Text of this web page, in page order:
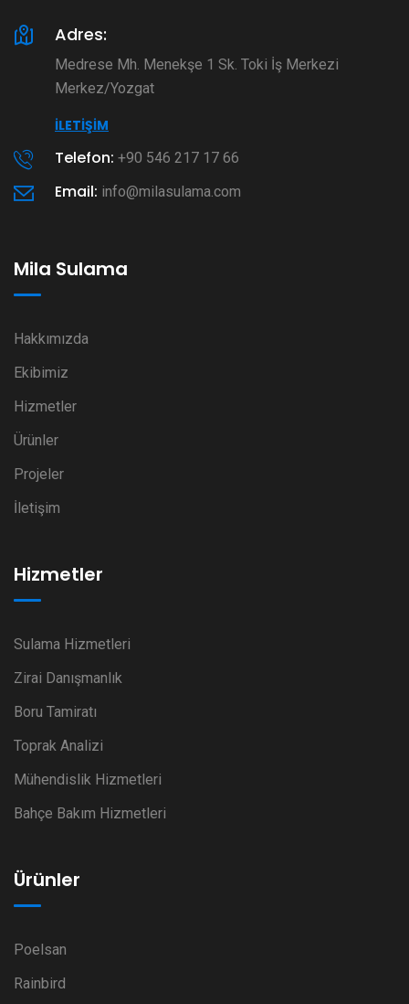
Adres:
Medrese Mh. Menekşe 1 Sk. Toki İş Merkezi
Merkez/Yozgat
İLETIŞIM
Telefon: +90 546 217 17 66
Email: info@milasulama.com
Mila Sulama
Hakkımızda
Ekibimiz
Hizmetler
Ürünler
Projeler
İletişim
Hizmetler
Sulama Hizmetleri
Zirai Danışmanlık
Boru Tamiratı
Toprak Analizi
Mühendislik Hizmetleri
Bahçe Bakım Hizmetleri
Ürünler
Poelsan
Rainbird